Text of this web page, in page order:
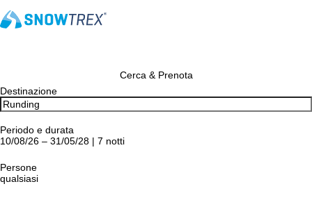
Cerca & Prenota
Destinazione
Periodo e durata
10/08/26 – 31/05/28 | 7 notti
Persone
qualsiasi